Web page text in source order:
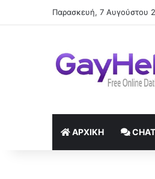
Παρασκευή, 7 Αυγούστου
ΑΡΧΙΚΉ CHAT